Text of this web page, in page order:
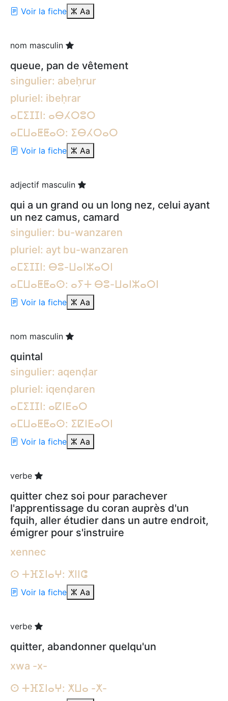
Voir la fiche ⵣ Aa
nom masculin
queue, pan de vêtement
singulier: abeḥrur
pluriel: ibeḥrar
ⴰⵎⵉⵊⵊⵏ: ⴰⴱⵃⵔⵓⵔ
ⴰⵎⵡⴰⵟⵟⴰⵙ: ⵉⴱⵃⵔⴰⵔ
Voir la fiche ⵣ Aa
adjectif masculin
qui a un grand ou un long nez, celui ayant
un nez camus, camard
singulier: bu-wanzaren
pluriel: ayt bu-wanzaren
ⴰⵎⵉⵊⵊⵏ: ⴱⵓ-ⵡⴰⵏⵣⴰⵔⵏ
ⴰⵎⵡⴰⵟⵟⴰⵙ: ⴰⵢⵜ ⴱⵓ-ⵡⴰⵏⵣⴰⵔⵏ
Voir la fiche ⵣ Aa
nom masculin
quintal
singulier: aqenḍar
pluriel: iqenḍaren
ⴰⵎⵉⵊⵊⵏ: ⴰⵇⵏⴹⴰⵔ
ⴰⵎⵡⴰⵟⵟⴰⵙ: ⵉⵇⵏⴹⴰⵔⵏ
Voir la fiche ⵣ Aa
verbe
quitter chez soi pour parachever
l'apprentissage du coran auprès d'un
fquih, aller étudier dans un autre endroit,
émigrer pour s'instruire
xennec
ⵙ ⵜⴼⵉⵏⴰⵖ: ⵅⵏⵏⵛ
Voir la fiche ⵣ Aa
verbe
quitter, abandonner quelqu'un
xwa -x-
ⵙ ⵜⴼⵉⵏⴰⵖ: ⵅⵡⴰ -ⵅ-